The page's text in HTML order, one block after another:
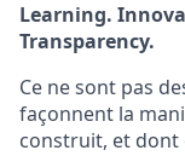
Learning.
Transparency.
Ce ne sont pas
façonnent la
construit, et dont